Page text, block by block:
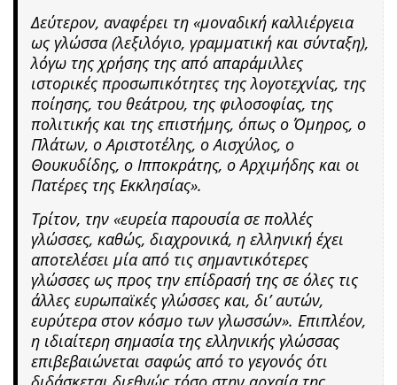
Δεύτερον, αναφέρει τη «μοναδική καλλιέργεια
ως γλώσσα (λεξιλόγιο, γραμματική και σύνταξη),
λόγω της χρήσης της από απαράμιλλες
ιστορικές προσωπικότητες της λογοτεχνίας, της
ποίησης, του θεάτρου, της φιλοσοφίας, της
πολιτικής και της επιστήμης, όπως ο Όμηρος, ο
Πλάτων, ο Αριστοτέλης, ο Αισχύλος, ο
Θουκυδίδης, ο Ιπποκράτης, ο Αρχιμήδης και οι
Πατέρες της Εκκλησίας».
Τρίτον, την «ευρεία παρουσία σε πολλές
γλώσσες, καθώς, διαχρονικά, η ελληνική έχει
αποτελέσει μία από τις σημαντικότερες
γλώσσες ως προς την επίδρασή της σε όλες τις
άλλες ευρωπαϊκές γλώσσες και, δι’ αυτών,
ευρύτερα στον κόσμο των γλωσσών». Επιπλέον,
η ιδιαίτερη σημασία της ελληνικής γλώσσας
επιβεβαιώνεται σαφώς από το γεγονός ότι